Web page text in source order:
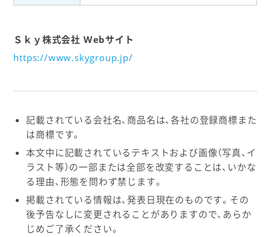
Ｓｋｙ株式会社 Webサイト
https://www.skygroup.jp/
記載されている会社名、商品名は、各社の登録商標また
は商標です。
本文中に記載されているテキストおよび画像（写真、イ
ラスト等）の一部または全部を改変することは、いかな
る理由、形態を問わず禁じます。
掲載されている情報は、発表日現在のものです。その
後予告なしに変更されることがありますので、あらか
じめご了承ください。